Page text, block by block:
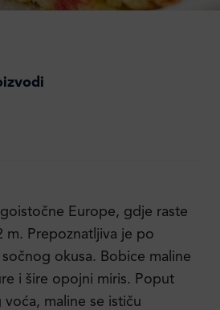
Europe, gdje raste
m. Prepoznatljiva je po
okusa. Bobice maline
i šire opojni miris. Poput
maline se ističu